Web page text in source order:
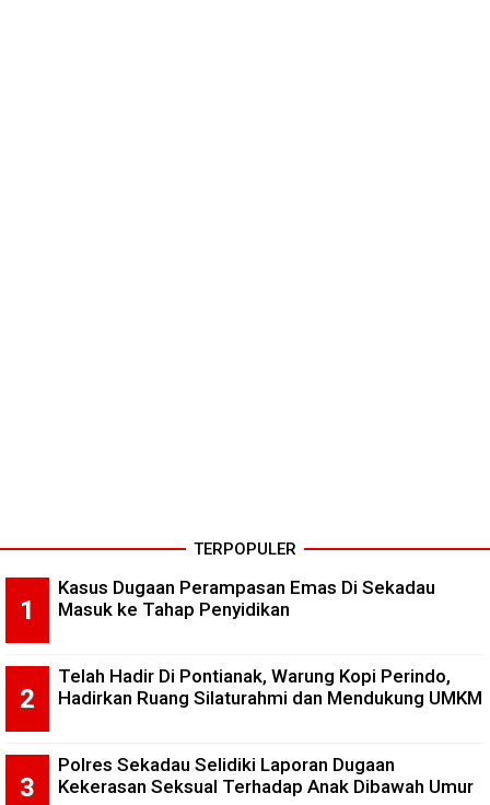
TERPOPULER
Kasus Dugaan Perampasan Emas Di Sekadau
Masuk ke Tahap Penyidikan
Telah Hadir Di Pontianak, Warung Kopi Perindo,
Hadirkan Ruang Silaturahmi dan Mendukung UMKM
Polres Sekadau Selidiki Laporan Dugaan
Kekerasan Seksual Terhadap Anak Dibawah Umur